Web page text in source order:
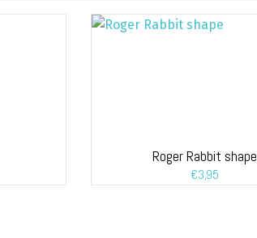
Roger Rabbit shape
€3,95